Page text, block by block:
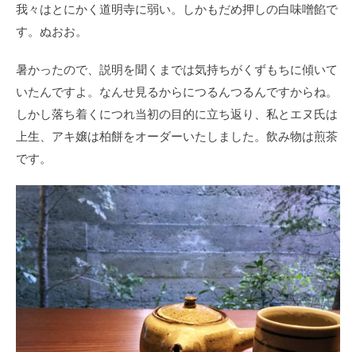
我々はとにかく道明寺に弱い。しかもだめ押しの白味噌餡で
す。ぬおお。
暑かったので、説明を聞くまでは気持ちがくずもちに傾いて
いたんですよ。なんせ見るからにつるんつるんですからね。
しかし落ち着くにつれ当初の目的に立ち返り、私とエヌ氏は
上生、アキ嬢は柏餅をオーダーいたしました。飲み物は煎茶
です。